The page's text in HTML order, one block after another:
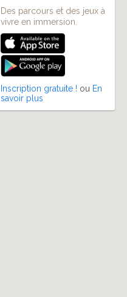
Des parcours et des jeux à
vivre en immersion.
Inscription gratuite ! ou En
savoir plus